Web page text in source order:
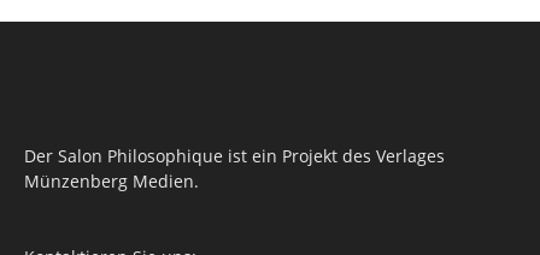
Der Salon Philosophique ist ein Projekt des Verlages
Münzenberg Medien.